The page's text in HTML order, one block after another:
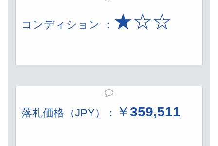
コンディション ： ★☆☆
落札価格（JPY）： ￥359,511